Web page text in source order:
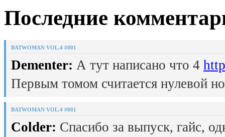
Последние
BATWOMAN VOL.4 #001
Dementer: А тут написано что 4
Первым томом считается нулевой
BATWOMAN VOL.4 #001
Colder: Спасибо за выпуск, гайс,